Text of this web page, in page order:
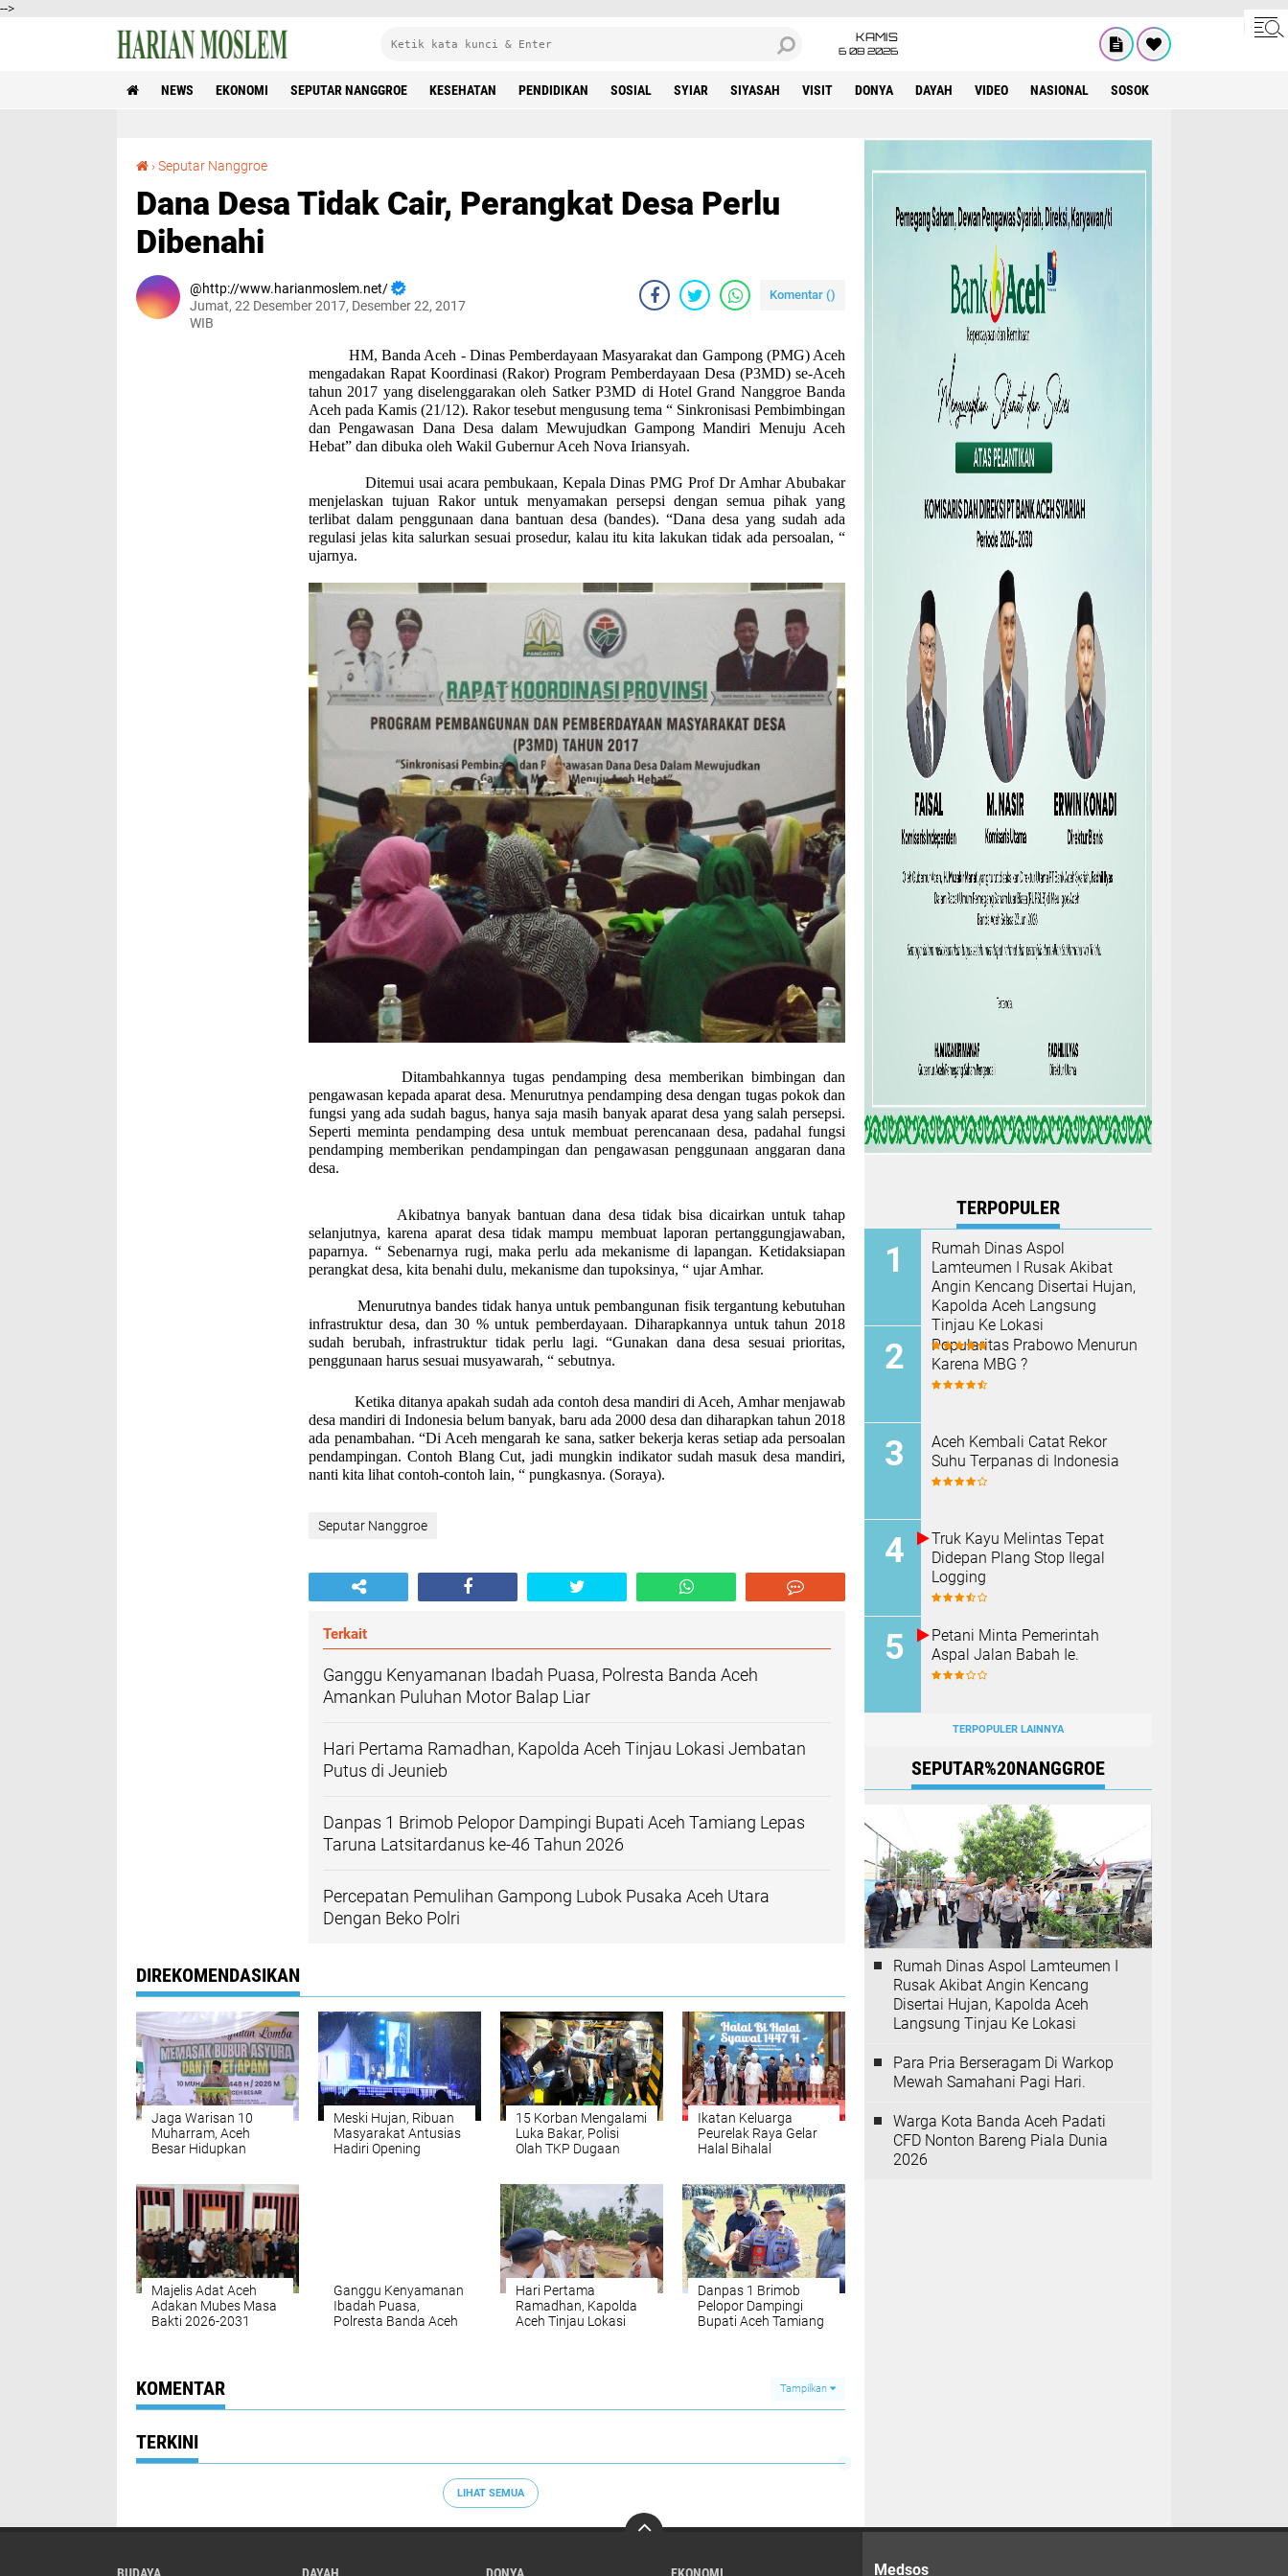
-->
KAMIS
6 08 2026
NEWS EKONOMI SEPUTAR NANGGROE KESEHATAN PENDIDIKAN SOSIAL SYIAR SIYASAH VISIT DONYA DAYAH VIDEO NASIONAL SOSOK
›Seputar Nanggroe
Dana Desa Tidak Cair, Perangkat Desa Perlu
Dibenahi
http://www.harianmoslem.net/
Jumat, 22 Desember 2017, Desember 22, 2017
WIB
Komentar ()
HM, Banda Aceh - Dinas Pemberdayaan Masyarakat dan Gampong (PMG) Aceh
mengadakan Rapat Koordinasi (Rakor) Program Pemberdayaan Desa (P3MD) se-Aceh
tahun 2017 yang diselenggarakan oleh Satker P3MD di Hotel Grand Nanggroe Banda
Aceh pada Kamis (21/12). Rakor tesebut mengusung tema “ Sinkronisasi Pembimbingan
dan Pengawasan Dana Desa dalam Mewujudkan Gampong Mandiri Menuju Aceh
Hebat” dan dibuka oleh Wakil Gubernur Aceh Nova Iriansyah.
Ditemui usai acara pembukaan, Kepala Dinas PMG Prof Dr Amhar Abubakar
menjelaskan tujuan Rakor untuk menyamakan persepsi dengan semua pihak yang
terlibat dalam penggunaan dana bantuan desa (bandes). “Dana desa yang sudah ada
regulasi jelas kita salurkan sesuai prosedur, kalau itu kita lakukan tidak ada persoalan, “
ujarnya.
Ditambahkannya tugas pendamping desa memberikan bimbingan dan
pengawasan kepada aparat desa. Menurutnya pendamping desa dengan tugas pokok dan
fungsi yang ada sudah bagus, hanya saja masih banyak aparat desa yang salah persepsi.
Seperti meminta pendamping desa untuk membuat perencanaan desa, padahal fungsi
pendamping memberikan pendampingan dan pengawasan penggunaan anggaran dana
desa.
Akibatnya banyak bantuan dana desa tidak bisa dicairkan untuk tahap
selanjutnya, karena aparat desa tidak mampu membuat laporan pertanggungjawaban,
paparnya. “ Sebenarnya rugi, maka perlu ada mekanisme di lapangan. Ketidaksiapan
perangkat desa, kita benahi dulu, mekanisme dan tupoksinya, “ ujar Amhar.
Menurutnya bandes tidak hanya untuk pembangunan fisik tergantung kebutuhan
infrastruktur desa, dan 30 % untuk pemberdayaan. Diharapkannya untuk tahun 2018
sudah berubah, infrastruktur tidak perlu lagi. “Gunakan dana desa sesuai prioritas,
penggunaan harus sesuai musyawarah, “ sebutnya.
Ketika ditanya apakah sudah ada contoh desa mandiri di Aceh, Amhar menjawab
desa mandiri di Indonesia belum banyak, baru ada 2000 desa dan diharapkan tahun 2018
ada penambahan. “Di Aceh mengarah ke sana, satker bekerja keras setiap ada persoalan
pendampingan. Contoh Blang Cut, jadi mungkin indikator sudah masuk desa mandiri,
nanti kita lihat contoh-contoh lain, “ pungkasnya. (Soraya).
Seputar Nanggroe
Terkait
Ganggu Kenyamanan Ibadah Puasa, Polresta Banda Aceh
Amankan Puluhan Motor Balap Liar
Hari Pertama Ramadhan, Kapolda Aceh Tinjau Lokasi Jembatan
Putus di Jeunieb
Danpas 1 Brimob Pelopor Dampingi Bupati Aceh Tamiang Lepas
Taruna Latsitardanus ke-46 Tahun 2026
Percepatan Pemulihan Gampong Lubok Pusaka Aceh Utara
Dengan Beko Polri
DIREKOMENDASIKAN
Jaga Warisan 10
Muharram, Aceh
Besar Hidupkan
Meski Hujan, Ribuan
Masyarakat Antusias
Hadiri Opening
15 Korban Mengalami
Luka Bakar, Polisi
Olah TKP Dugaan
Ikatan Keluarga
Peurelak Raya Gelar
Halal Bihalal
Majelis Adat Aceh
Adakan Mubes Masa
Bakti 2026-2031
Ganggu Kenyamanan
Ibadah Puasa,
Polresta Banda Aceh
Hari Pertama
Ramadhan, Kapolda
Aceh Tinjau Lokasi
Danpas 1 Brimob
Pelopor Dampingi
Bupati Aceh Tamiang
KOMENTAR Tampilkan
TERKINI
LIHAT SEMUA
TERPOPULER
Rumah Dinas Aspol
Lamteumen I Rusak Akibat
Angin Kencang Disertai Hujan,
Kapolda Aceh Langsung
Tinjau Ke Lokasi
Popularitas Prabowo Menurun
Karena MBG ?
Aceh Kembali Catat Rekor
Suhu Terpanas di Indonesia
Truk Kayu Melintas Tepat
Didepan Plang Stop Ilegal
Logging
Petani Minta Pemerintah
Aspal Jalan Babah Ie.
TERPOPULER LAINNYA
SEPUTAR%20NANGGROE
Rumah Dinas Aspol Lamteumen I
Rusak Akibat Angin Kencang
Disertai Hujan, Kapolda Aceh
Langsung Tinjau Ke Lokasi
Para Pria Berseragam Di Warkop
Mewah Samahani Pagi Hari.
Warga Kota Banda Aceh Padati
CFD Nonton Bareng Piala Dunia
2026
Medsos